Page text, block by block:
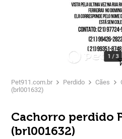
1 /3
Pet911.com.br Perdido Cães
(brl001632)
Cachorro perdido
(brl001632)